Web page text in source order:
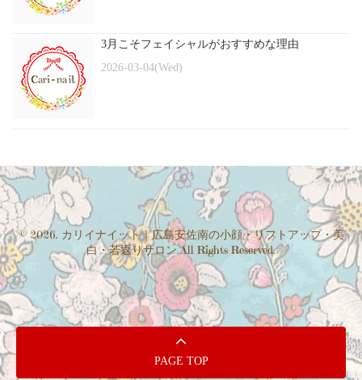
3月こそフェイシャルがおすすめな理由
2026-03-04(Wed)
© 2026. カリイナイット｜広島安佐南の小顔・リフトアップ・美
白・若返りサロン All Rights Reserved.
PAGE TOP